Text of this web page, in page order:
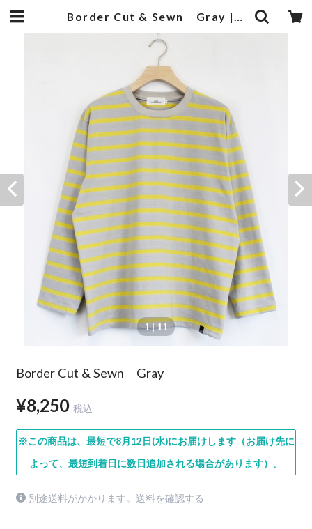
Border Cut & Sewn Gray | 武蔵小杉のセレクトショップ【ナクール】-nakool-
1| 11
Border Cut & Sewn Gray
¥8,250 税込
※この商品は、最短で8月12日(水)にお届けします（お届け先に
よって、最短到着日に数日追加される場合があります）。
別途送料がかかります。 送料を確認する